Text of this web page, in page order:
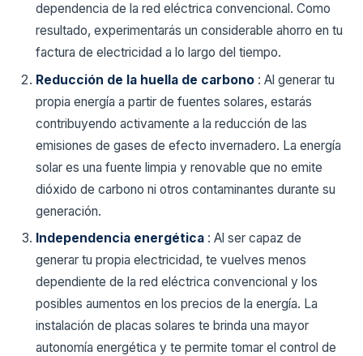
dependencia de la red eléctrica convencional. Como
resultado, experimentarás un considerable ahorro en tu
factura de electricidad a lo largo del tiempo.
Reducción de la huella de carbono : Al generar tu
propia energía a partir de fuentes solares, estarás
contribuyendo activamente a la reducción de las
emisiones de gases de efecto invernadero. La energía
solar es una fuente limpia y renovable que no emite
dióxido de carbono ni otros contaminantes durante su
generación.
Independencia energética : Al ser capaz de
generar tu propia electricidad, te vuelves menos
dependiente de la red eléctrica convencional y los
posibles aumentos en los precios de la energía. La
instalación de placas solares te brinda una mayor
autonomía energética y te permite tomar el control de